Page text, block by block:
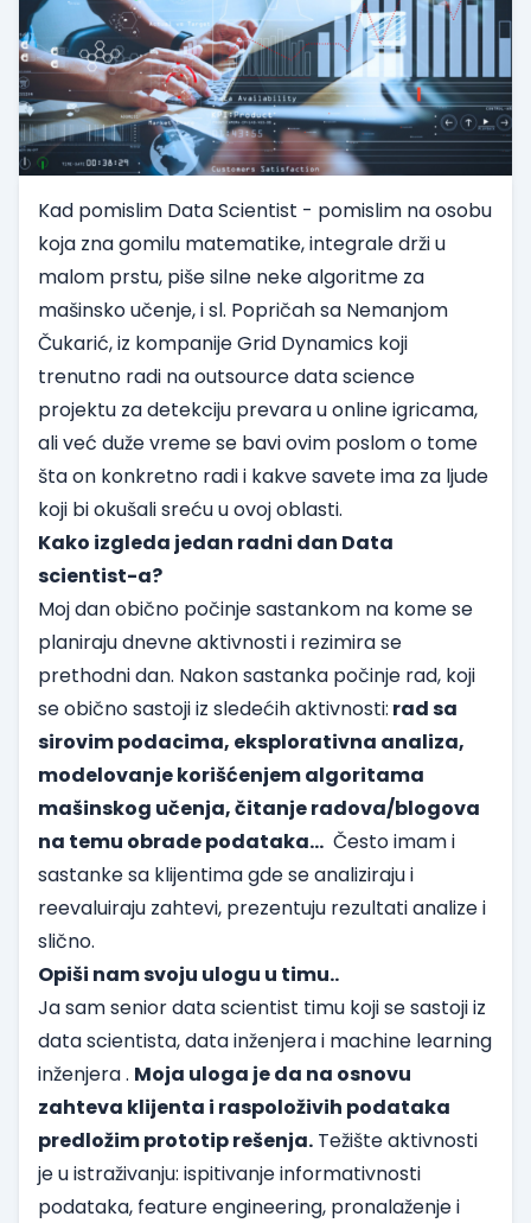
Kad pomislim Data Scientist - pomislim na osobu
koja zna gomilu matematike, integrale drži u
malom prstu, piše silne neke algoritme za
mašinsko učenje, i sl. Popričah sa Nemanjom
Čukarić, iz kompanijeGrid Dynamics koji
trenutno radi na outsource data science
projektu za detekciju prevara u online igricama,
ali već duže vreme se bavi ovim poslom o tome
šta on konkretno radi i kakve savete ima za ljude
koji bi okušali sreću u ovoj oblasti.
Kako izgleda jedan radni dan Data
scientist-a?
Moj dan obično počinje sastankom na kome se
planiraju dnevne aktivnosti i rezimira se
prethodni dan. Nakon sastanka počinje rad, koji
se obično sastoji iz sledećih aktivnosti: rad sa
sirovim podacima, eksplorativna analiza,
modelovanje korišćenjem algoritama
mašinskog učenja, čitanje radova/blogova
na temu obrade podataka… Često imam i
sastanke sa klijentima gde se analiziraju i
reevaluiraju zahtevi, prezentuju rezultati analize i
slično.
Opiši nam svoju ulogu u timu..
Ja sam senior data scientist timu koji se sastoji iz
data scientista, data inženjera i machine learning
inženjera . Moja uloga je da na osnovu
zahteva klijenta i raspoloživih podataka
predložim prototip rešenja. Težište aktivnosti
je u istraživanju: ispitivanje informativnosti
podataka, feature engineering, pronalaženje i